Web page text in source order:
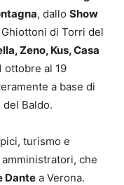
, dallo Show
Ghiottoni di Torri del
Zeno, Kus, Casa
ottobre al 19
a base di
Baldo.
turismo e
che
Dante a Verona.